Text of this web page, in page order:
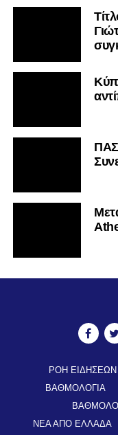
ΠΑΣ
ΡΟΗ ΕΙΔΗΣΕΩΝ
ΒΑΘΜΟΛΟΓΙΑ
ΝΕΑ ΑΠΟ ΕΛΛΑΔΑ